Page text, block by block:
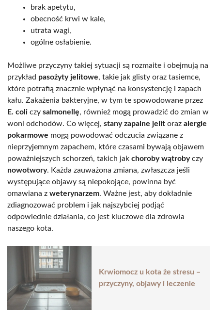
brak apetytu,
obecność krwi w kale,
utrata wagi,
ogólne osłabienie.
Możliwe przyczyny takiej sytuacji są rozmaite i obejmują na
przykład pasożyty jelitowe, takie jak glisty oraz tasiemce,
które potrafią znacznie wpłynąć na konsystencję i zapach
kału. Zakażenia bakteryjne, w tym te spowodowane przez
E. coli czy salmonellę, również mogą prowadzić do zmian w
woni odchodów. Co więcej, stany zapalne jelit oraz alergie
pokarmowe mogą powodować odczucia związane z
nieprzyjemnym zapachem, które czasami bywają objawem
poważniejszych schorzeń, takich jak choroby wątrobyczy
nowotwory. Każda zauważona zmiana, zwłaszcza jeśli
występujące objawy są niepokojące, powinna być
omawiana z weterynarzem. Ważne jest, aby dokładnie
zdiagnozować problem i jak najszybciej podjąć
odpowiednie działania, co jest kluczowe dla zdrowia
naszego kota.
Krwiomocz u kota że stresu –
przyczyny, objawy i leczenie